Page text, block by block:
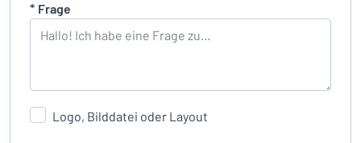
* Frage
Logo, Bilddatei oder Layout